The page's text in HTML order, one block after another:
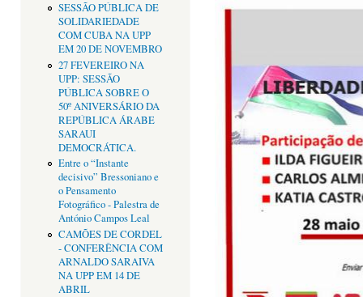
SESSÃO PÚBLICA DE
SOLIDARIEDADE
COM CUBA NA UPP
EM 20 DE NOVEMBRO
27 FEVEREIRO NA
UPP: SESSÃO
PÚBLICA SOBRE O
50º ANIVERSÁRIO DA
REPÚBLICA ÁRABE
SARAUI
DEMOCRÁTICA.
Entre o “Instante
decisivo” Bressoniano e
o Pensamento
Fotográfico - Palestra de
António Campos Leal
CAMÕES DE CORDEL
- CONFERÊNCIA COM
ARNALDO SARAIVA
NA UPP EM 14 DE
ABRIL